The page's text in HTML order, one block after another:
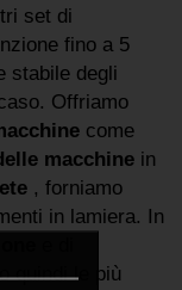
set di
fino a 5
stabile degli
Offriamo
come
macchine in
, forniamo
in lamiera. In
quindi le più